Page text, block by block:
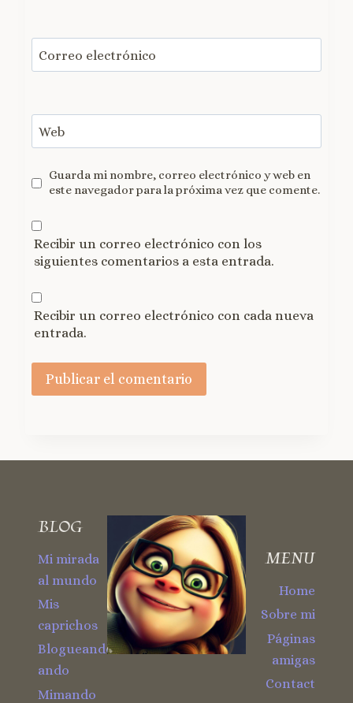
Correo electrónico
Web
Guarda mi nombre, correo electrónico y web en
este navegador para la próxima vez que comente.
Recibir un correo electrónico con los
siguientes comentarios a esta entrada.
Recibir un correo electrónico con cada nueva
entrada.
BLOG
Mi mirada
al mundo
Mis
caprichos
Blogueando
ando
Mimando
MENU
Home
Sobre mi
Páginas
amigas
Contact